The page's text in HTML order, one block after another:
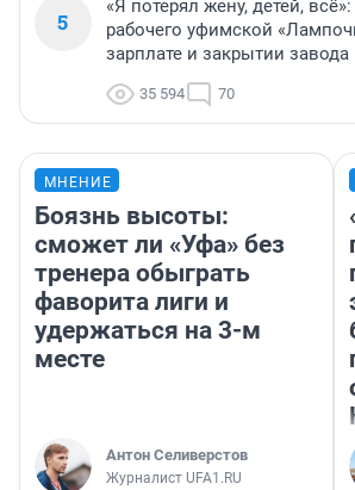
5
«Я потерял жену, детей,
рабочего уфимской
зарплате и закрытии завода
35 594 70
МНЕНИЕ
Боязнь высоты:
сможет ли «Уфа» без
тренера обыграть
фаворита лиги и
удержаться на 3-м
месте
Антон Селиверстов
Журналист UFA1.RU